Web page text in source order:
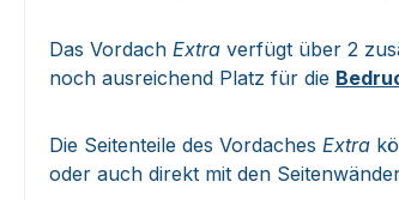
Das Vordach Extra verfügt über 2
noch ausreichend Platz für die
Die Seitenteile des Vordaches Extra
oder auch direkt mit den